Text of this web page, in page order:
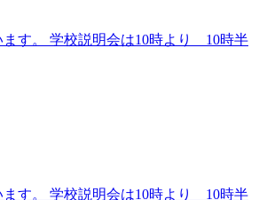
ます。 学校説明会は10時より 10時半
ます。 学校説明会は10時より 10時半